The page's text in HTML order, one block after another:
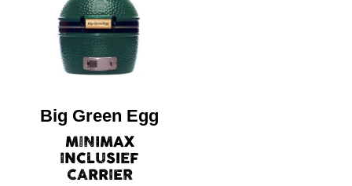
Big Green Egg
MINIMAX
INCLUSIEF
CARRIER